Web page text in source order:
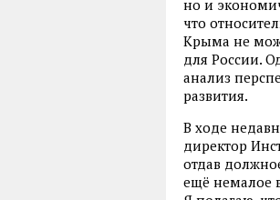
но и
что
Крыма не
для России.
анализ
развития.
В ходе
директор
отдав
ещё немалое